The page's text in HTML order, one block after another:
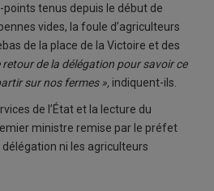
tenus depuis le début de
vides, la foule d’agriculteurs
de la place de la Victoire et des
de la délégation pour savoir ce
sur nos fermes », indiquent-ils.
de l’État et la lecture du
ministre remise par le préfet
délégation ni les agriculteurs